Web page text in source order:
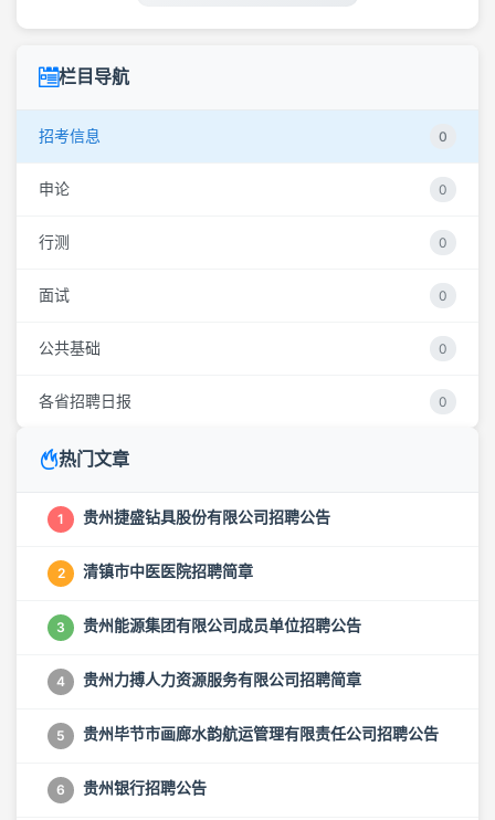
栏目导航
招考信息 0
申论 0
行测 0
面试 0
公共基础 0
各省招聘日报 0
热门文章
1 贵州捷盛钻具股份有限公司招聘公告
2 清镇市中医医院招聘简章
3 贵州能源集团有限公司成员单位招聘公告
4 贵州力搏人力资源服务有限公司招聘简章
5 贵州毕节市画廊水韵航运管理有限责任公司招聘公告
6 贵州银行招聘公告